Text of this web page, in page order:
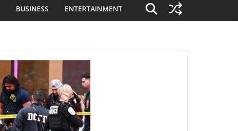
BUSINESS ENTERTAINMENT